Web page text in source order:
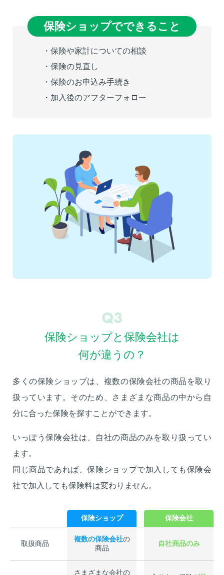
保険ショップでできること
・保険や家計についての相談
・保険の見直し
・保険のお申込み手続き
・加入後のアフターフォロー
保険ショップと保険会社は
何が違うの？
多くの保険ショップは、複数の保険会社の商品を取り
扱っています。そのため、さまざまな商品の中から自
分に合った保険を探すことができます。
いっぽう保険会社は、自社の商品のみを取り扱ってい
ます。
同じ商品であれば、保険ショップで加入しても保険会
社で加入しても保険料は変わりません。
保険ショップ 保険会社
取扱商品
複数の保険会社の
商品
自社商品のみ
さまざまな会社の